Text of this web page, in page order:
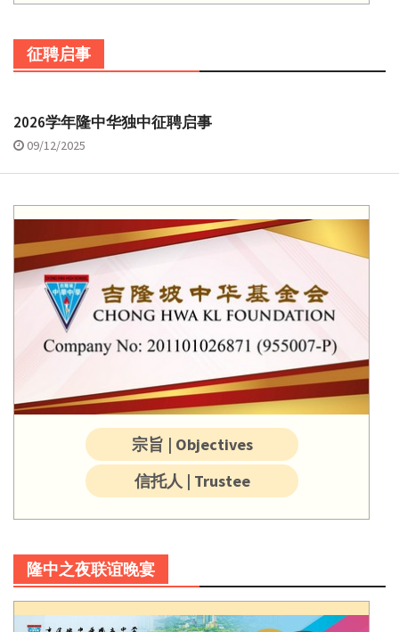
征聘启事
2026学年隆中华独中征聘启事
09/12/2025
宗旨 | Objectives
信托人 | Trustee
隆中之夜联谊晚宴